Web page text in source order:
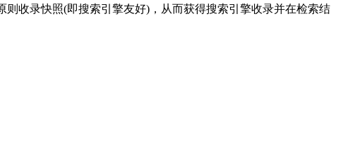
收录快照(即搜索引擎友好)，从而获得搜索引擎收录并在检索结